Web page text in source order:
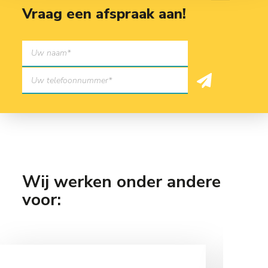
Vraag een afspraak aan!
Wij werken onder andere
voor: